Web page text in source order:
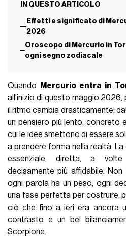
IN QUESTO ARTICOLO
Effetti e significato di
2026
Oroscopo di Mercurio in
ogni segno zodiacale
Quando Mercurio entra in
all'inizio di questo maggio 2026,
il ritmo cambia drasticamente:
un pensiero più lento, concreto
cui le idee smettono di essere
a prendere forma nella realtà.
essenziale, diretta, a
decisamente più affidabile.
ogni parola ha un peso, ogni
una fase perfetta per costruire,
ciò che fino a ieri era ancora
contrasto e un bel
Scorpione.